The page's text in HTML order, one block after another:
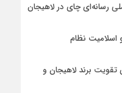
رسانه‌ای چای در لاهیجان
اسلامیت نظام
تقویت برند لاهیجان و